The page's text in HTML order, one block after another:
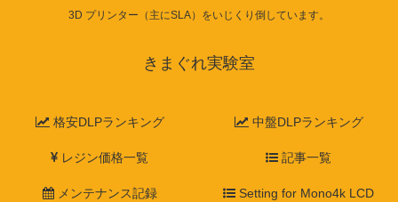
3D プリンター（主にSLA）をいじくり倒しています。
きまぐれ実験室
格安DLPランキング 中盤DLPランキング
レジン価格一覧 記事一覧
メンテナンス記録 Setting for Mono4k LCD